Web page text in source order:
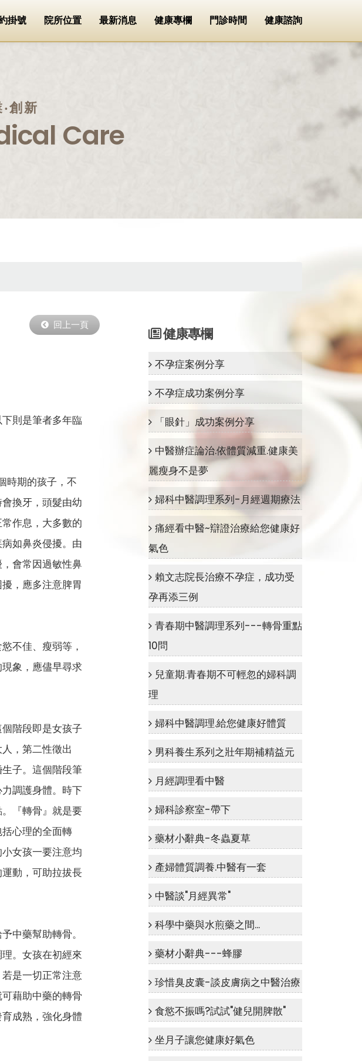
掛號 院所位置 最新消息 健康專欄 門診時間 健康諮詢
創新
Care
回上一頁
則是筆者多年臨
時期的孩子，不
換牙，頭髮由幼
作息，大多數的
如鼻炎侵擾。由
會常因過敏性鼻
，應多注意脾胃
不佳、瘦弱等，
象，應儘早尋求
階段即是女孩子
，第二性徵出
子。這個階段筆
調護身體。時下
『轉骨』就是要
心理的全面轉
女孩一要注意均
動，可助拉拔長
中藥幫助轉骨。
。女孩在初經來
是一切正常注意
藉助中藥的轉骨
成熟，強化身體
健康專欄
不孕症案例分享
不孕症成功案例分享
「眼針」成功案例分享
中醫辦症論治.依體質減重.健康美
麗瘦身不是夢
婦科中醫調理系列-月經週期療法
痛經看中醫~辯證治療給您健康好
氣色
賴文志院長治療不孕症，成功受
孕再添三例
青春期中醫調理系列---轉骨重點
10問
兒童期.青春期不可輕忽的婦科調
理
婦科中醫調理.給您健康好體質
男科養生系列之壯年期補精益元
月經調理看中醫
婦科診察室-帶下
藥材小辭典-冬蟲夏草
產婦體質調養.中醫有一套
中醫談"月經異常"
科學中藥與水煎藥之間...
藥材小辭典---蜂膠
珍惜臭皮囊-談皮膚病之中醫治療
食慾不振嗎?試試"健兒開脾散"
坐月子讓您健康好氣色